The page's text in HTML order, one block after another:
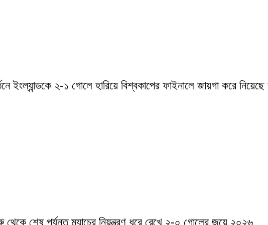
ইংল্যান্ডকে ২-১ গোলে হারিয়ে বিশ্বকাপের ফাইনালে জায়গা করে নিয়েছে
শেষ পর্যন্ত ম্যাচের নিয়ন্ত্রণ ধরে রেখে ২-০ গোলের জয়ে ২০২৬...